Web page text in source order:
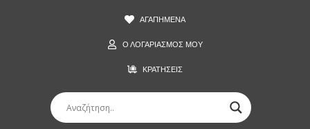
ΑΓΑΠΗΜΕΝΑ
Ο ΛΟΓΑΡΙΑΣΜΟΣ ΜΟΥ
ΚΡΑΤΗΣΕΙΣ